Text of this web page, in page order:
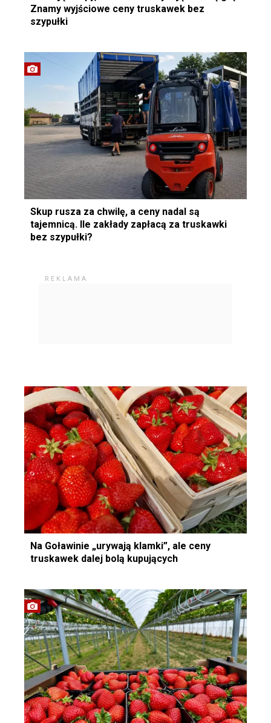
Znamy wyjściowe ceny truskawek bez
szypułki
Skup rusza za chwilę, a ceny nadal są
tajemnicą. Ile zakłady zapłacą za truskawki
bez szypułki?
Na Goławinie „urywają klamki”, ale ceny
truskawek dalej bolą kupujących